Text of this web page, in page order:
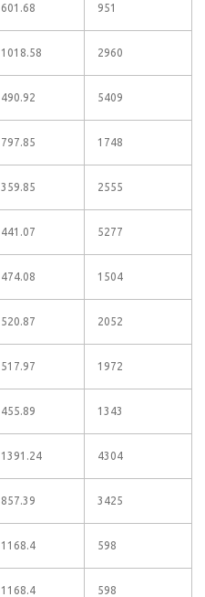
601.68 951
1018.58 2960
490.92 5409
797.85 1748
359.85 2555
441.07 5277
474.08 1504
520.87 2052
517.97 1972
455.89 1343
1391.24 4304
857.39 3425
1168.4 598
1168.4 598